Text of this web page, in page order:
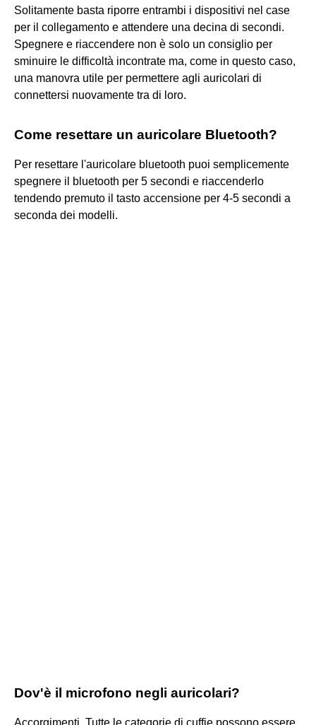
Solitamente basta riporre entrambi i dispositivi nel case
per il collegamento e attendere una decina di secondi.
Spegnere e riaccendere non è solo un consiglio per
sminuire le difficoltà incontrate ma, come in questo caso,
una manovra utile per permettere agli auricolari di
connettersi nuovamente tra di loro.
Come resettare un auricolare Bluetooth?
Per resettare l'auricolare bluetooth puoi semplicemente
spegnere il bluetooth per 5 secondi e riaccenderlo
tendendo premuto il tasto accensione per 4-5 secondi a
seconda dei modelli.
Dov'è il microfono negli auricolari?
Accorgimenti. Tutte le categorie di cuffie possono essere